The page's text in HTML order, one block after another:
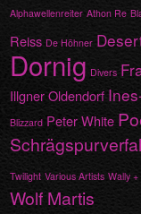
Alphawellenreiter Athon Re
Reiss De Höhner
Dornig Divers
Illgner Oldendorf
Blizzard Peter White
Twilight Various Artists Wally
Wolf Martis